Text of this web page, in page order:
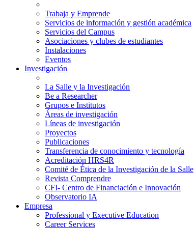
Trabaja y Emprende
Servicios de información y gestión académica
Servicios del Campus
Asociaciones y clubes de estudiantes
Instalaciones
Eventos
Investigación
La Salle y la Investigación
Be a Researcher
Grupos e Institutos
Áreas de investigación
Líneas de investigación
Proyectos
Publicaciones
Transferencia de conocimiento y tecnología
Acreditación HRS4R
Comité de Ética de la Investigación de la Salle
Revista Comprendre
CFI- Centro de Financiación e Innovación
Observatorio IA
Empresa
Professional y Executive Education
Career Services